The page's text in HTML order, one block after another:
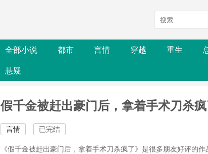
全部小说 都市 言情 穿越 重生
悬疑
假千金被赶出豪门后，拿着手术刀杀
言情 已完结
《假千金被赶出豪门后，拿着手术刀杀疯了》是很多朋友好评的